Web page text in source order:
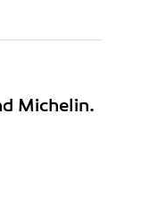
Michelin.